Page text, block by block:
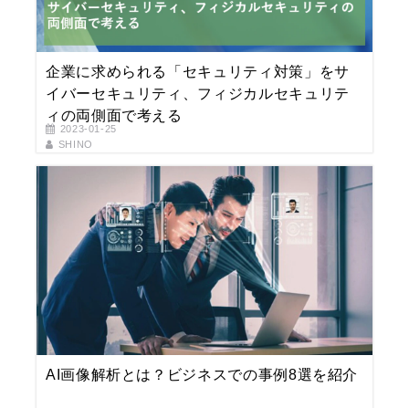
企業に求められる「セキュリティ対策」をサ
イバーセキュリティ、フィジカルセキュリテ
ィの両側面で考える
2023-01-25
SHINO
AI画像解析とは？ビジネスでの事例8選を紹介